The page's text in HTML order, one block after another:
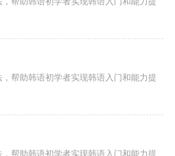
帮助韩语初学者实现韩语入门和能力提
帮助韩语初学者实现韩语入门和能力提